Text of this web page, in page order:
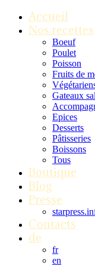
Accueil
Nos recettes
Boeuf
Poulet
Poisson
Fruits de
Gateaux
Epices
Desserts
Pâtisseries
Boissons
Tous
Boutique
Blog
Presse
Contacts
de
fr
en